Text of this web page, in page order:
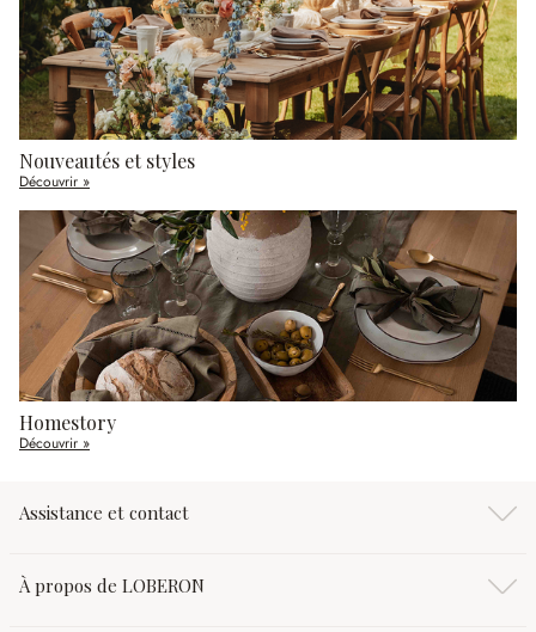
Nouveautés et styles
Découvrir »
Homestory
Découvrir »
Assistance et contact
À propos de LOBERON